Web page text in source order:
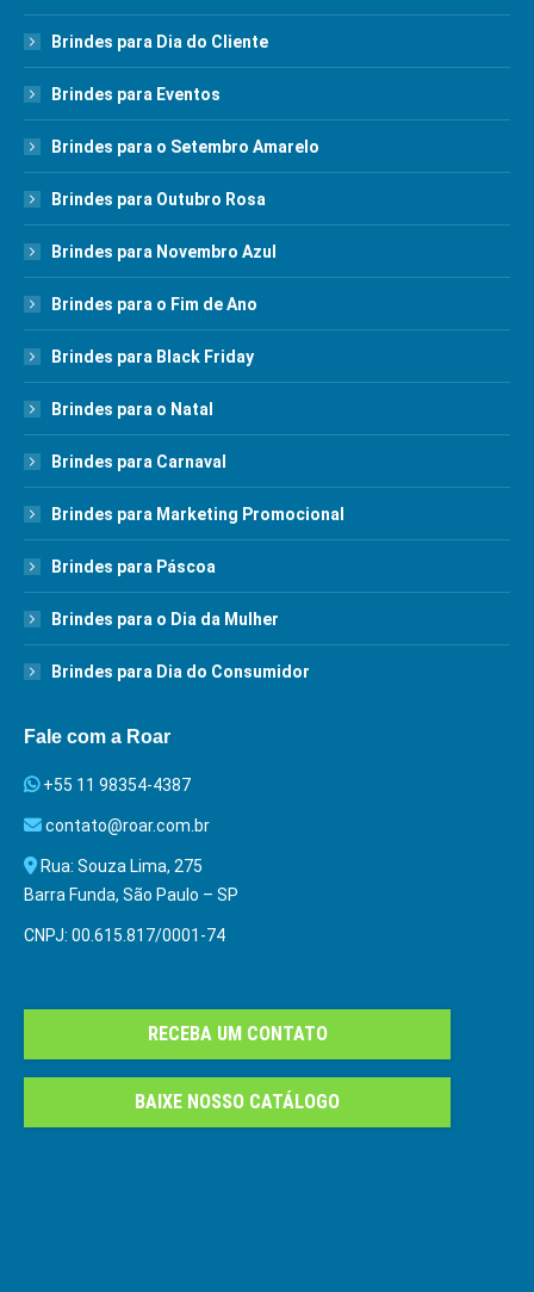
Brindes para Dia do Cliente
Brindes para Eventos
Brindes para o Setembro Amarelo
Brindes para Outubro Rosa
Brindes para Novembro Azul
Brindes para o Fim de Ano
Brindes para Black Friday
Brindes para o Natal
Brindes para Carnaval
Brindes para Marketing Promocional
Brindes para Páscoa
Brindes para o Dia da Mulher
Brindes para Dia do Consumidor
Fale com a Roar
+55 11 98354-4387
contato@roar.com.br
Rua: Souza Lima, 275
Barra Funda, São Paulo – SP
CNPJ: 00.615.817/0001-74
RECEBA UM CONTATO
BAIXE NOSSO CATÁLOGO